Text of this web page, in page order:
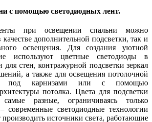
с помощью светодиодных лент.
при освещении спальни можно
качестве дополнительной подсветки, так и
освещения. Для создания уютной
используют цветные светодиоды в
для стен, контражурной подсветки зеркал
а также для освещения потолочной
под карнизами или с помощью
потолка. Цвета для подсветки
разные, ограничиваясь только
современные светодиодные технологии
производить источники света, работающие